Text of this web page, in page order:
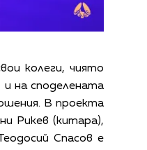
колеги, чиято
на споделената
В проекта
Рикев (китара),
Спасов е